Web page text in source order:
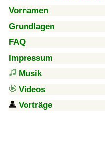
Vornamen
Grundlagen
FAQ
Impressum
Musik
Videos
Vorträge